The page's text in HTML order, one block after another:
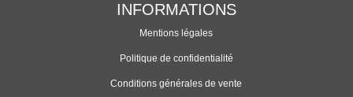
INFORMATIONS
Mentions légales
Politique de confidentialité
Conditions générales de vente